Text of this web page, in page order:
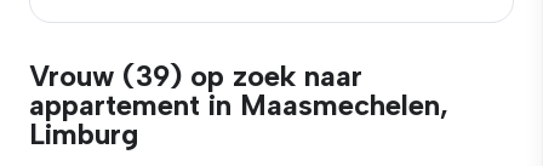
Vrouw (39) op zoek naar
appartement in Maasmechelen,
Limburg